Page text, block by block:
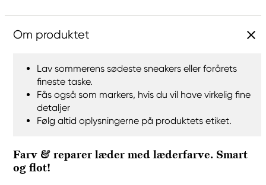
Om produktet
Lav sommerens sødeste sneakers eller forårets
fineste taske.
Fås også som markers, hvis du vil have virkelig fine
detaljer
Følg altid oplysningerne på produktets etiket.
Farv & reparer læder med læderfarve. Smart
og flot!